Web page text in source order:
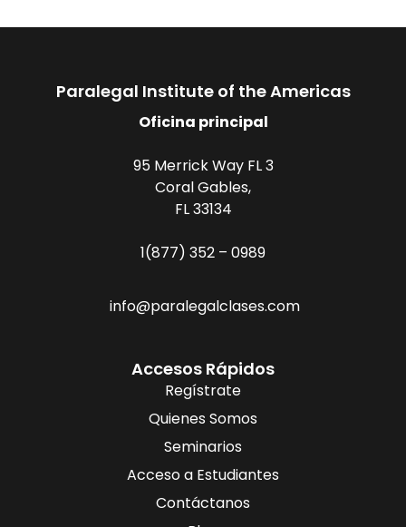
Paralegal Institute of the Americas
Oficina principal
95 Merrick Way FL 3
Coral Gables,
FL 33134
1(877) 352 – 0989
info@paralegalclases.com
Accesos Rápidos
Regístrate
Quienes Somos
Seminarios
Acceso a Estudiantes
Contáctanos